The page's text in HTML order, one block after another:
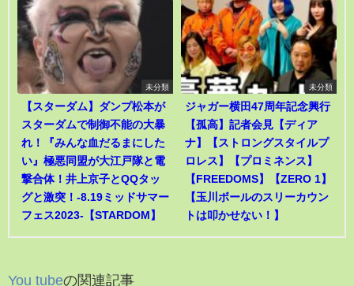
未分類
【スターダム】ダンプ松本が
スターダムで制御不能の大暴
れ！『みんな血だるまにした
い』極悪同盟が大江戸隊と電
撃合体！井上京子とQQタッ
グと激突！-8.19ミッドサマー
フェス2023-【STARDOM】
未分類
ジャガー横田47周年記念興行
【孤高】記者会見【ディア
ナ】【ストロングスタイルプ
ロレス】【プロミネンス】
【FREEDOMS】【ZERO 1】
【玉川ボールのスリーカウン
トは叩かせない！】
You tubeの関連記事